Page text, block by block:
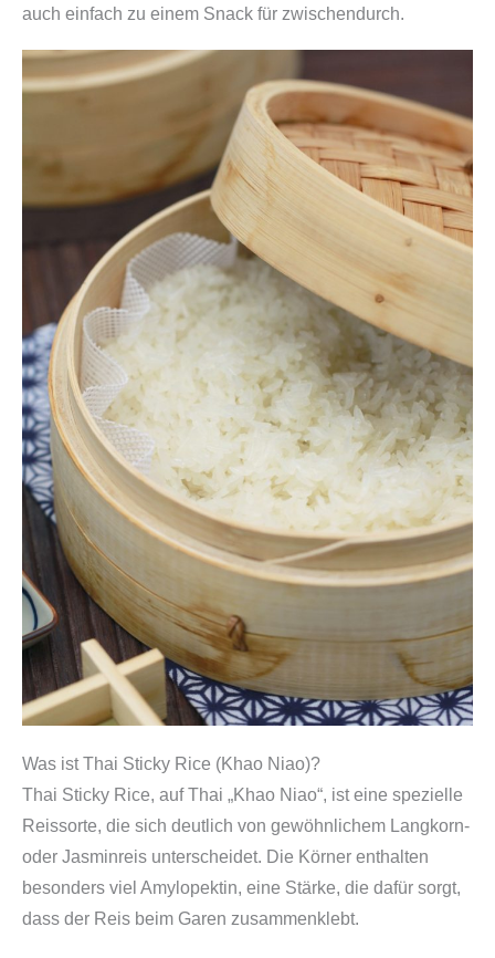
auch einfach zu einem Snack für zwischendurch.
Was ist Thai Sticky Rice (Khao Niao)?
Thai Sticky Rice, auf Thai „Khao Niao“, ist eine spezielle
Reissorte, die sich deutlich von gewöhnlichem Langkorn-
oder Jasminreis unterscheidet. Die Körner enthalten
besonders viel Amylopektin, eine Stärke, die dafür sorgt,
dass der Reis beim Garen zusammenklebt.